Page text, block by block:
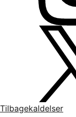
Tilbagekaldelser